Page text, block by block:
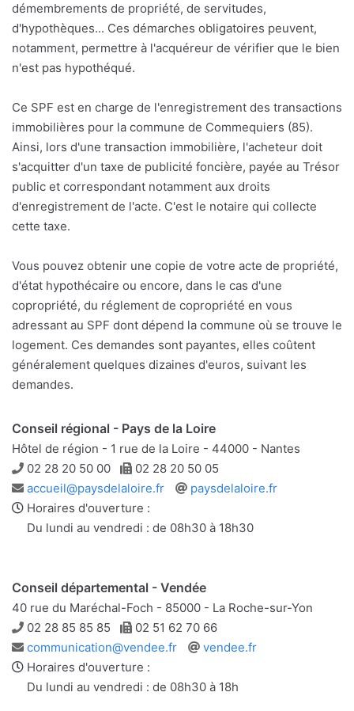
démembrements de propriété, de servitudes,
d'hypothèques... Ces démarches obligatoires peuvent,
notamment, permettre à l'acquéreur de vérifier que le bien
n'est pas hypothéqué.
Ce SPF est en charge de l'enregistrement des transactions
immobilières pour la commune de Commequiers (85).
Ainsi, lors d'une transaction immobilière, l'acheteur doit
s'acquitter d'un taxe de publicité foncière, payée au Trésor
public et correspondant notamment aux droits
d'enregistrement de l'acte. C'est le notaire qui collecte
cette taxe.
Vous pouvez obtenir une copie de votre acte de propriété,
d'état hypothécaire ou encore, dans le cas d'une
copropriété, du réglement de copropriété en vous
adressant au SPF dont dépend la commune où se trouve le
logement. Ces demandes sont payantes, elles coûtent
généralement quelques dizaines d'euros, suivant les
demandes.
Conseil régional - Pays de la Loire
Hôtel de région - 1 rue de la Loire - 44000 - Nantes
Téléphone
02 28 20 50 00 Télécopie
02 28 20 50 05
Adresse
e-
mail
accueil@paysdelaloire.fr
Site
paysdelaloire.fr
Horaires d'ouverture :
Du lundi au vendredi : de 08h30 à 18h30
Conseil départemental - Vendée
40 rue du Maréchal-Foch - 85000 - La Roche-sur-Yon
Téléphone
02 28 85 85 85 Télécopie
02 51 62 70 66
Adresse
e-
mail
communication@vendee.fr
Site
vendee.fr
Horaires d'ouverture :
Du lundi au vendredi : de 08h30 à 18h